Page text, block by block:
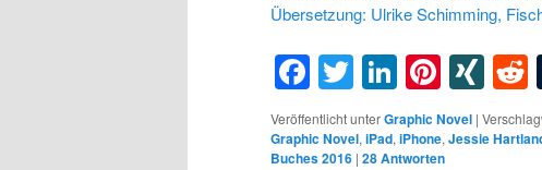
Übersetzung: Ulrike Schimming,
Facebook
Twitter
LinkedIn
Veröffentlicht unterGraphic Novel |
Graphic Novel, iPad, iPhone, Jessie
Buches 2016 | 28Antworten